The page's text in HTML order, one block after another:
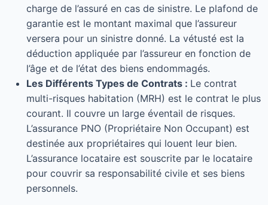
charge de l’assuré en cas de sinistre. Le plafond de
garantie est le montant maximal que l’assureur
versera pour un sinistre donné. La vétusté est la
déduction appliquée par l’assureur en fonction de
l’âge et de l’état des biens endommagés.
Les Différents Types de Contrats : Le contrat
multi-risques habitation (MRH) est le contrat le plus
courant. Il couvre un large éventail de risques.
L’assurance PNO (Propriétaire Non Occupant) est
destinée aux propriétaires qui louent leur bien.
L’assurance locataire est souscrite par le locataire
pour couvrir sa responsabilité civile et ses biens
personnels.